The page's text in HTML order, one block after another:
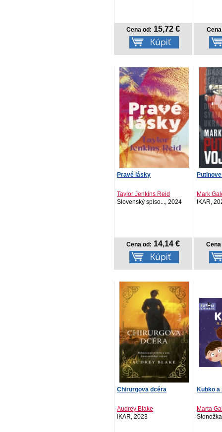
Cena od: 15,72 €
Pravé lásky
Taylor Jenkins Reid
Slovenský spiso..., 2024
Cena od: 14,14 €
Mark
IKAR,
Chirurgova dcéra
Audrey Blake
IKAR, 2023
Kubko a
Marta